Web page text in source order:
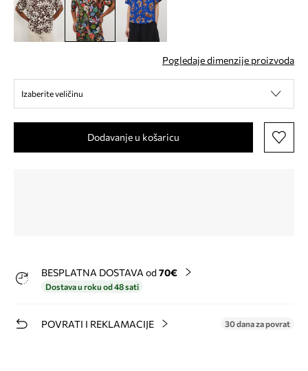
Pogledaje dimenzije proizvoda
Izaberite veličinu
Dodavanje u košaricu
BESPLATNA DOSTAVA od 70€
Dostava u roku od 48 sati
POVRATI I REKLAMACIJE 30 dana za povrat